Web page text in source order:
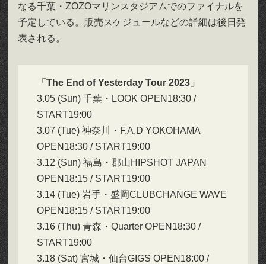
なる千葉・ZOZOマリンスタジアムでのファイナルを
予定している。販売スケジュールなどの詳細は後日発
表される。
「The End of Yesterday Tour 2023」
3.05 (Sun) 千葉・LOOK OPEN18:30 /
START19:00
3.07 (Tue) 神奈川・F.A.D YOKOHAMA
OPEN18:30 / START19:00
3.12 (Sun) 福島・郡山HIPSHOT JAPAN
OPEN18:15 / START19:00
3.14 (Tue) 岩手・盛岡CLUBCHANGE WAVE
OPEN18:15 / START19:00
3.16 (Thu) 青森・Quarter OPEN18:30 /
START19:00
3.18 (Sat) 宮城・仙台GIGS OPEN18:00 /